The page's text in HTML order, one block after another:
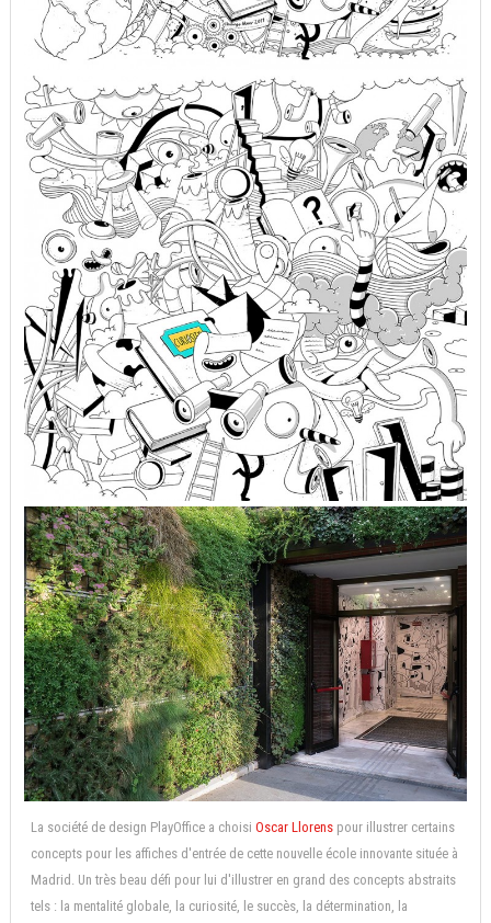
La société de design PlayOffice a choisi Oscar Llorens pour illustrer certains
concepts pour les affiches d'entrée de cette nouvelle école innovante située à
Madrid. Un très beau défi pour lui d'illustrer en grand des concepts abstraits
tels : la mentalité globale, la curiosité, le succès, la détermination, la